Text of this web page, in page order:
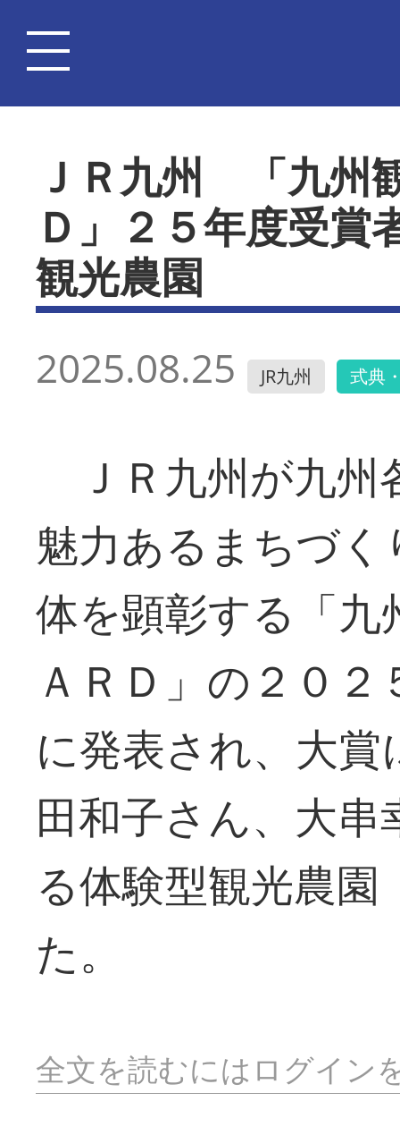
ＪＲ九州 「九州
Ｄ」２５年度受
観光農園
2025.08.25 JR九州 式典
ＪＲ九州が九州
魅力あるまちづ
体を顕彰する「
ＡＲＤ」の２０
に発表され、大
田和子さん、大
る体験型観光農
た。
全文を読むにはログイン